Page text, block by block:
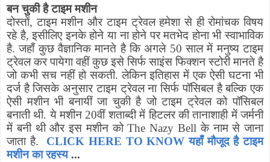
बन चुकी है टाइम मशीन
दोस्तों,टाइम मशीन और टाइम ट्रेवल हमेशा से ही रोमांचक विषय
रहे है,इसीलिए इनके होने या ना होने पर मतभेद होना भी स्वाभाविक
है. जहाँ कुछ वैज्ञानिक मानते है कि अगले 50 साल में मनुष्य टाइम
ट्रेवल कर पायेगा वहीं कुछ इसे सिर्फ साइंस फिक्शन स्टोरी मानते है
जो कभी सच नहीं हो सकती. लेकिन इतिहास में एक ऐसी घटना भी
दर्ज है जिसके अनुसार टाइम ट्रेवल ना सिर्फ पॉसिबल है बल्कि एक
ऐसी मशीन भी बनायीं जा चुकी है जो टाइम ट्रेवल को पॉसिबल
बनाती थी. ये मशीन 20वीं शताब्दी में हिटलर की तानाशाही में जर्मनी
में बनी थी और इस मशीन को The Nazy Bell के नाम से जाना
जाता है. CLICK HERE TO KNOW यहाँ मौजूद है टाइम
मशीन का रहस्य...